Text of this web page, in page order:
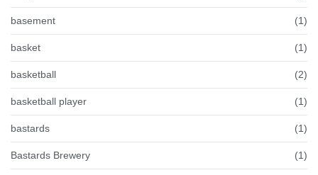
basement (1)
basket (1)
basketball (2)
basketball player (1)
bastards (1)
Bastards Brewery (1)